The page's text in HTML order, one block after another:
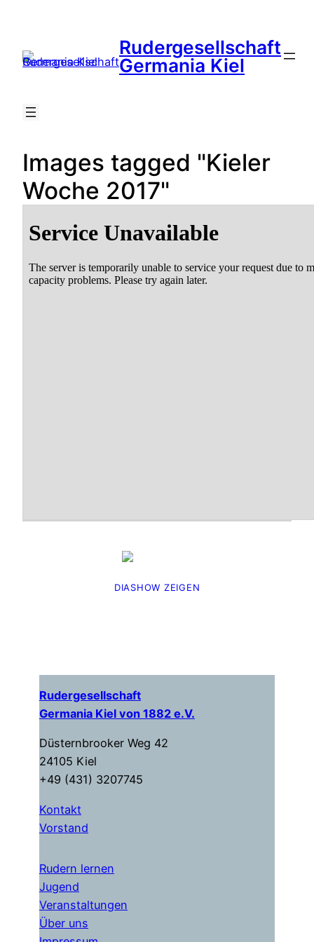
springen
Rudergesellschaft
Germania Kiel
Images tagged "Kieler
Woche 2017"
DIASHOW ZEIGEN
Rudergesellschaft
Germania Kiel von 1882 e.V.
Düsternbrooker Weg 42
24105 Kiel
+49 (431) 3207745
Kontakt
Vorstand
Rudern lernen
Jugend
Veranstaltungen
Über uns